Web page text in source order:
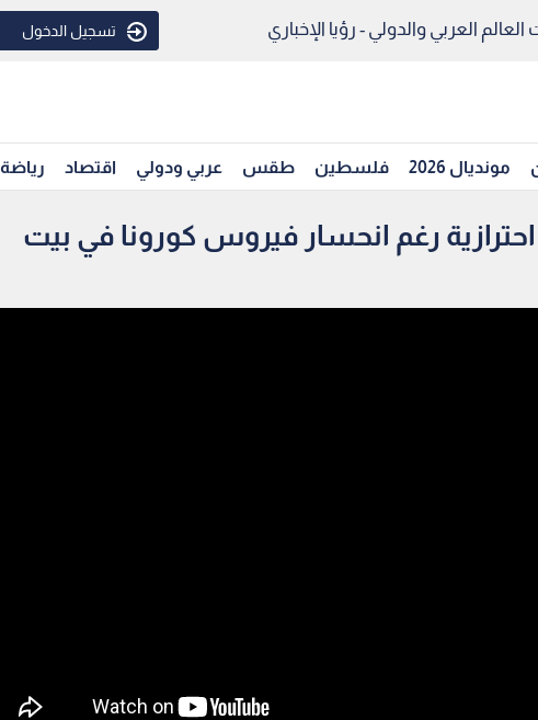
العربي والدولي - رؤيا الإخباري تسجيل الدخول
مونديال 2026 فلسطين طقس عربي ودولي اقتصاد رياضة
رغم انحسار فيروس كورونا في بيت